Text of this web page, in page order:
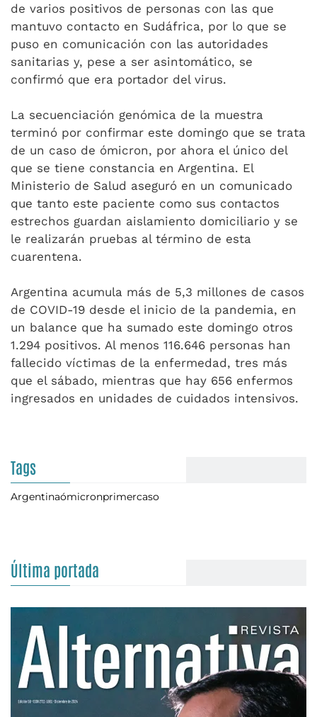
de varios positivos de personas con las que
mantuvo contacto en Sudáfrica, por lo que se
puso en comunicación con las autoridades
sanitarias y, pese a ser asintomático, se
confirmó que era portador del virus.
La secuenciación genómica de la muestra
terminó por confirmar este domingo que se trata
de un caso de ómicron, por ahora el único del
que se tiene constancia en Argentina. El
Ministerio de Salud aseguró en un comunicado
que tanto este paciente como sus contactos
estrechos guardan aislamiento domiciliario y se
le realizarán pruebas al término de esta
cuarentena.
Argentina acumula más de 5,3 millones de casos
de COVID-19 desde el inicio de la pandemia, en
un balance que ha sumado este domingo otros
1.294 positivos. Al menos 116.646 personas han
fallecido víctimas de la enfermedad, tres más
que el sábado, mientras que hay 656 enfermos
ingresados en unidades de cuidados intensivos.
Tags
Argentinaómicronprimercaso
Última portada